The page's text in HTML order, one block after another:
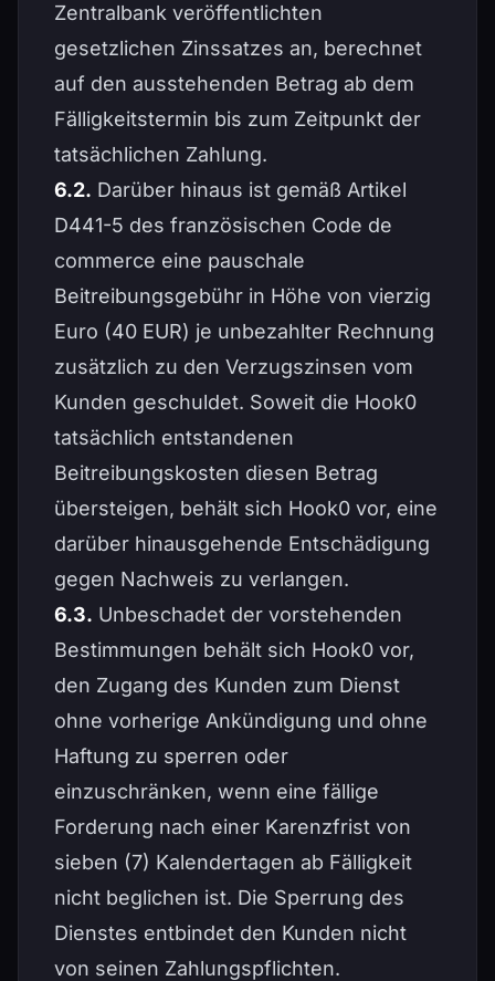
Zentralbank veröffentlichten
gesetzlichen Zinssatzes an, berechnet
auf den ausstehenden Betrag ab dem
Fälligkeitstermin bis zum Zeitpunkt der
tatsächlichen Zahlung.
6.2. Darüber hinaus ist gemäß Artikel
D441-5 des französischen Code de
commerce eine pauschale
Beitreibungsgebühr in Höhe von vierzig
Euro (40 EUR) je unbezahlter Rechnung
zusätzlich zu den Verzugszinsen vom
Kunden geschuldet. Soweit die Hook0
tatsächlich entstandenen
Beitreibungskosten diesen Betrag
übersteigen, behält sich Hook0 vor, eine
darüber hinausgehende Entschädigung
gegen Nachweis zu verlangen.
6.3. Unbeschadet der vorstehenden
Bestimmungen behält sich Hook0 vor,
den Zugang des Kunden zum Dienst
ohne vorherige Ankündigung und ohne
Haftung zu sperren oder
einzuschränken, wenn eine fällige
Forderung nach einer Karenzfrist von
sieben (7) Kalendertagen ab Fälligkeit
nicht beglichen ist. Die Sperrung des
Dienstes entbindet den Kunden nicht
von seinen Zahlungspflichten.